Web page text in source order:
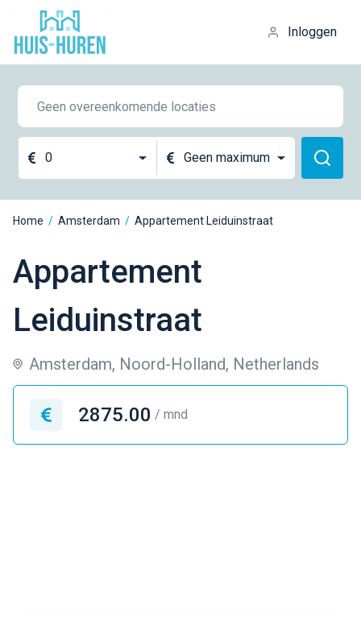
Inloggen
0 Geen maximum
Home / Amsterdam / Appartement Leiduinstraat
Appartement
Leiduinstraat
Amsterdam, Noord-Holland, Netherlands
2875.00 / mnd